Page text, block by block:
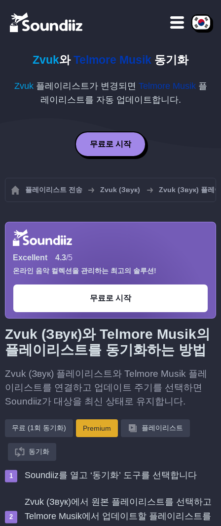
Zvuk와Telmore Musik 동기화
Zvuk플레이리스트가 변경되면 Telmore Musik플
레이리스트를 자동 업데이트합니다.
무료로 시작
플레이리스트 전송 Zvuk (Звук) Zvuk (Звук) 플레
Excellent 4.3/5
온라인 음악 컬렉션을 관리하는 최고의 솔루션!
무료로 시작
Zvuk (Звук)와 Telmore Musik의
플레이리스트를 동기화하는 방법
Zvuk (Звук) 플레이리스트와 Telmore Musik 플레
이리스트를 연결하고 업데이트 주기를 선택하면
Soundiiz가 대상을 최신 상태로 유지합니다.
무료 (1회 동기화) Premium 플레이리스트
동기화
Soundiiz를 열고 ‘동기화’ 도구를 선택합니다
Zvuk (Звук)에서 원본 플레이리스트를 선택하고
Telmore Musik에서 업데이트할 플레이리스트를